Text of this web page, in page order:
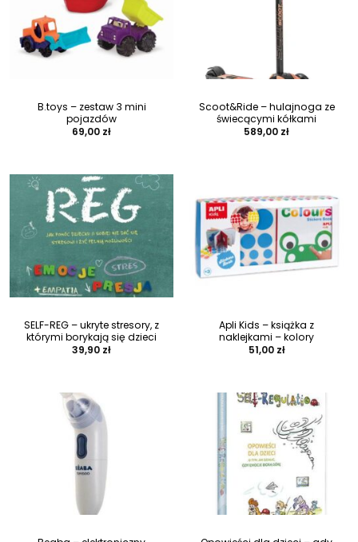
B.toys – zestaw 3 mini
pojazdów
69,00 zł
Scoot&Ride – hulajnoga ze
świecącymi kółkami
589,00 zł
SELF-REG – ukryte stresory, z
którymi borykają się dzieci
39,90 zł
Apli Kids – książka z
naklejkami – kolory
51,00 zł